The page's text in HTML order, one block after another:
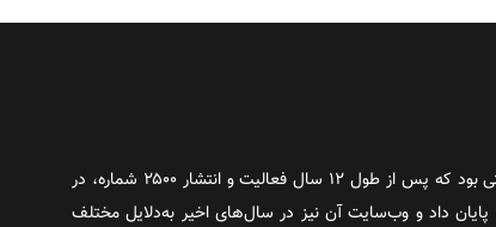
روز آنلاین روزنامه‌ای اینترنتی بود که پس از طول ۱۲ سال فعالیت و انتشار ۲۵۰۰ شماره، در
خود پایان داد و وب‌سایت آن نیز در سال‌های اخیر به‌دلایل مختلف